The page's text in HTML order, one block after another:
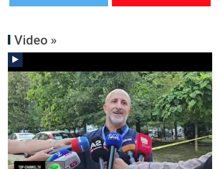
Video »